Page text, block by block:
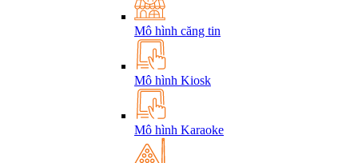
Mô hình căng tin
Mô hình Kiosk
Mô hình Karaoke